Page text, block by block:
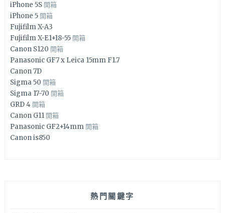
iPhone 5S 開箱
iPhone 5 開箱
Fujifilm X-A3
Fujifilm X-E1+18-55 開箱
Canon S120 開箱
Panasonic GF7 x Leica 15mm F1.7
Canon 7D
Sigma 50 開箱
Sigma 17-70 開箱
GRD 4 開箱
Canon G11 開箱
Panasonic GF2+14mm 開箱
Canon is850
熱門關鍵字